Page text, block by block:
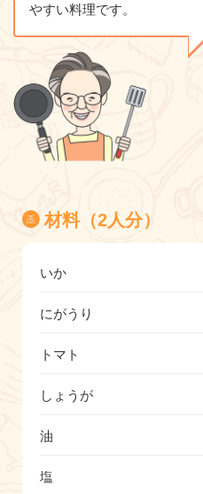
やすい料理です。
材料（2人分）
いか
にがうり
トマト
しょうが
油
塩